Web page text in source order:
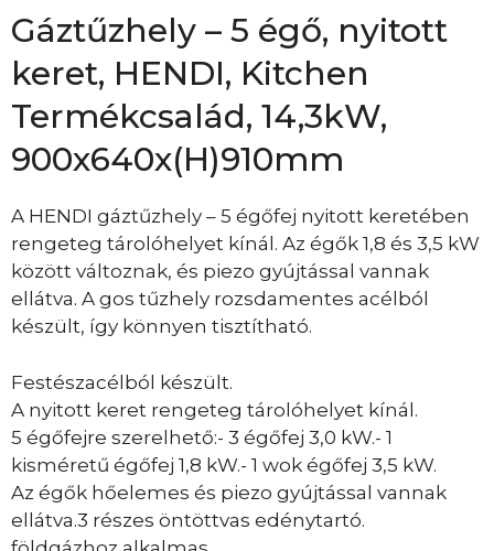
Gáztűzhely – 5 égő, nyitott
keret, HENDI, Kitchen
Termékcsalád, 14,3kW,
900x640x(H)910mm
A HENDI gáztűzhely – 5 égőfej nyitott keretében
rengeteg tárolóhelyet kínál. Az égők 1,8 és 3,5 kW
között változnak, és piezo gyújtással vannak
ellátva. A gos tűzhely rozsdamentes acélból
készült, így könnyen tisztítható.
Festészacélból készült.
A nyitott keret rengeteg tárolóhelyet kínál.
5 égőfejre szerelhető:- 3 égőfej 3,0 kW.- 1
kisméretű égőfej 1,8 kW.- 1 wok égőfej 3,5 kW.
Az égők hőelemes és piezo gyújtással vannak
ellátva.3 részes öntöttvas edénytartó.